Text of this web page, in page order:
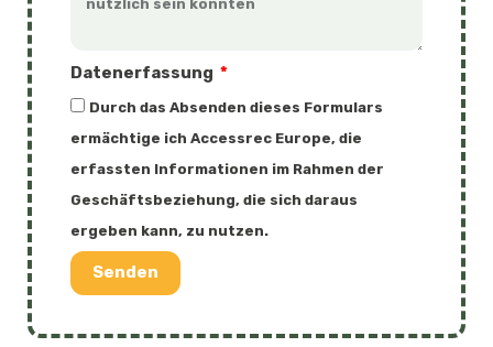
Datenerfassung
Durch das Absenden dieses Formulars
ermächtige ich Accessrec Europe, die
erfassten Informationen im Rahmen der
Geschäftsbeziehung, die sich daraus
ergeben kann, zu nutzen.
Senden